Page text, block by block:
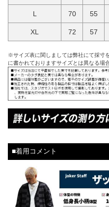
L 70 55
XL 72 57
※サイズ表に関しましては弊社にて採寸
に書かれておりますサイズとは異なる場
■着用コメント